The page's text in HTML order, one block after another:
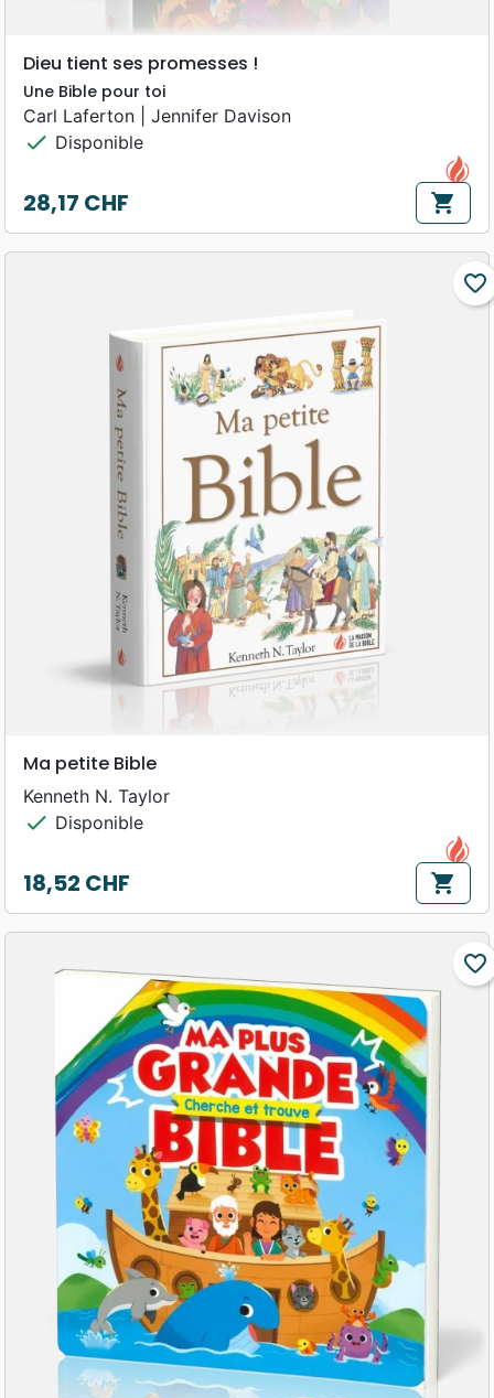
Dieu tient ses promesses !
Une Bible pour toi
Carl Laferton | Jennifer Davison
check Disponible
Prix
28,17 CHF shopping_cart
favorite_border
Ma petite Bible
Kenneth N. Taylor
check Disponible
Prix
18,52 CHF shopping_cart
favorite_border